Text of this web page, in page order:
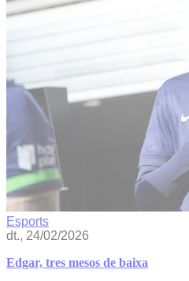
Esports
dt., 24/02/2026
Edgar, tres mesos de baixa